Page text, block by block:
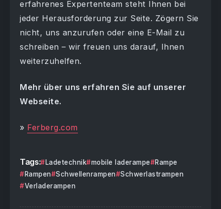
erfahrenes Expertenteam steht Ihnen bei
jeder Herausforderung zur Seite. Zögern Sie
nicht, uns anzurufen oder eine E-Mail zu
schreiben – wir freuen uns darauf, Ihnen
weiterzuhelfen.
Mehr über uns erfahren Sie auf unserer
Webseite.
» Ferberg.com
Tags: Ladetechnik mobile laderampe
Rampe
Rampen
Schwellenrampen
Schwerlastrampen
Verladerampen